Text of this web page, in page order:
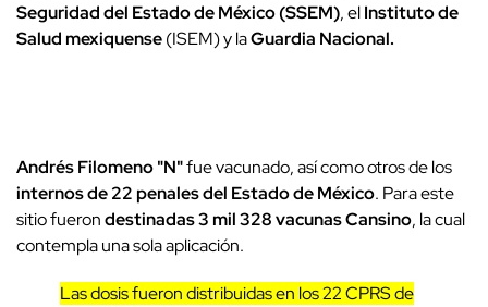
Seguridad del Estado de México (SSEM), elInstituto de
Salud mexiquense(ISEM) y laGuardia Nacional.
Andrés Filomeno "N"fue vacunado, así como otros de los
internos de 22 penales del Estado de México. Para este
sitio fuerondestinadas 3 mil 328 vacunas Cansino, la cual
contempla una sola aplicación.
Las dosis fueron distribuidas en los 22 CPRS de